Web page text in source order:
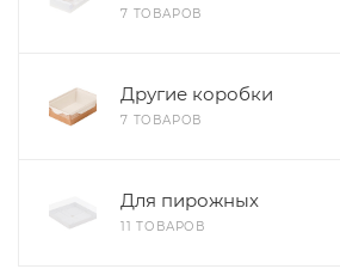
7 ТОВАРОВ
Другие коробки
7 ТОВАРОВ
Для пирожных
11 ТОВАРОВ